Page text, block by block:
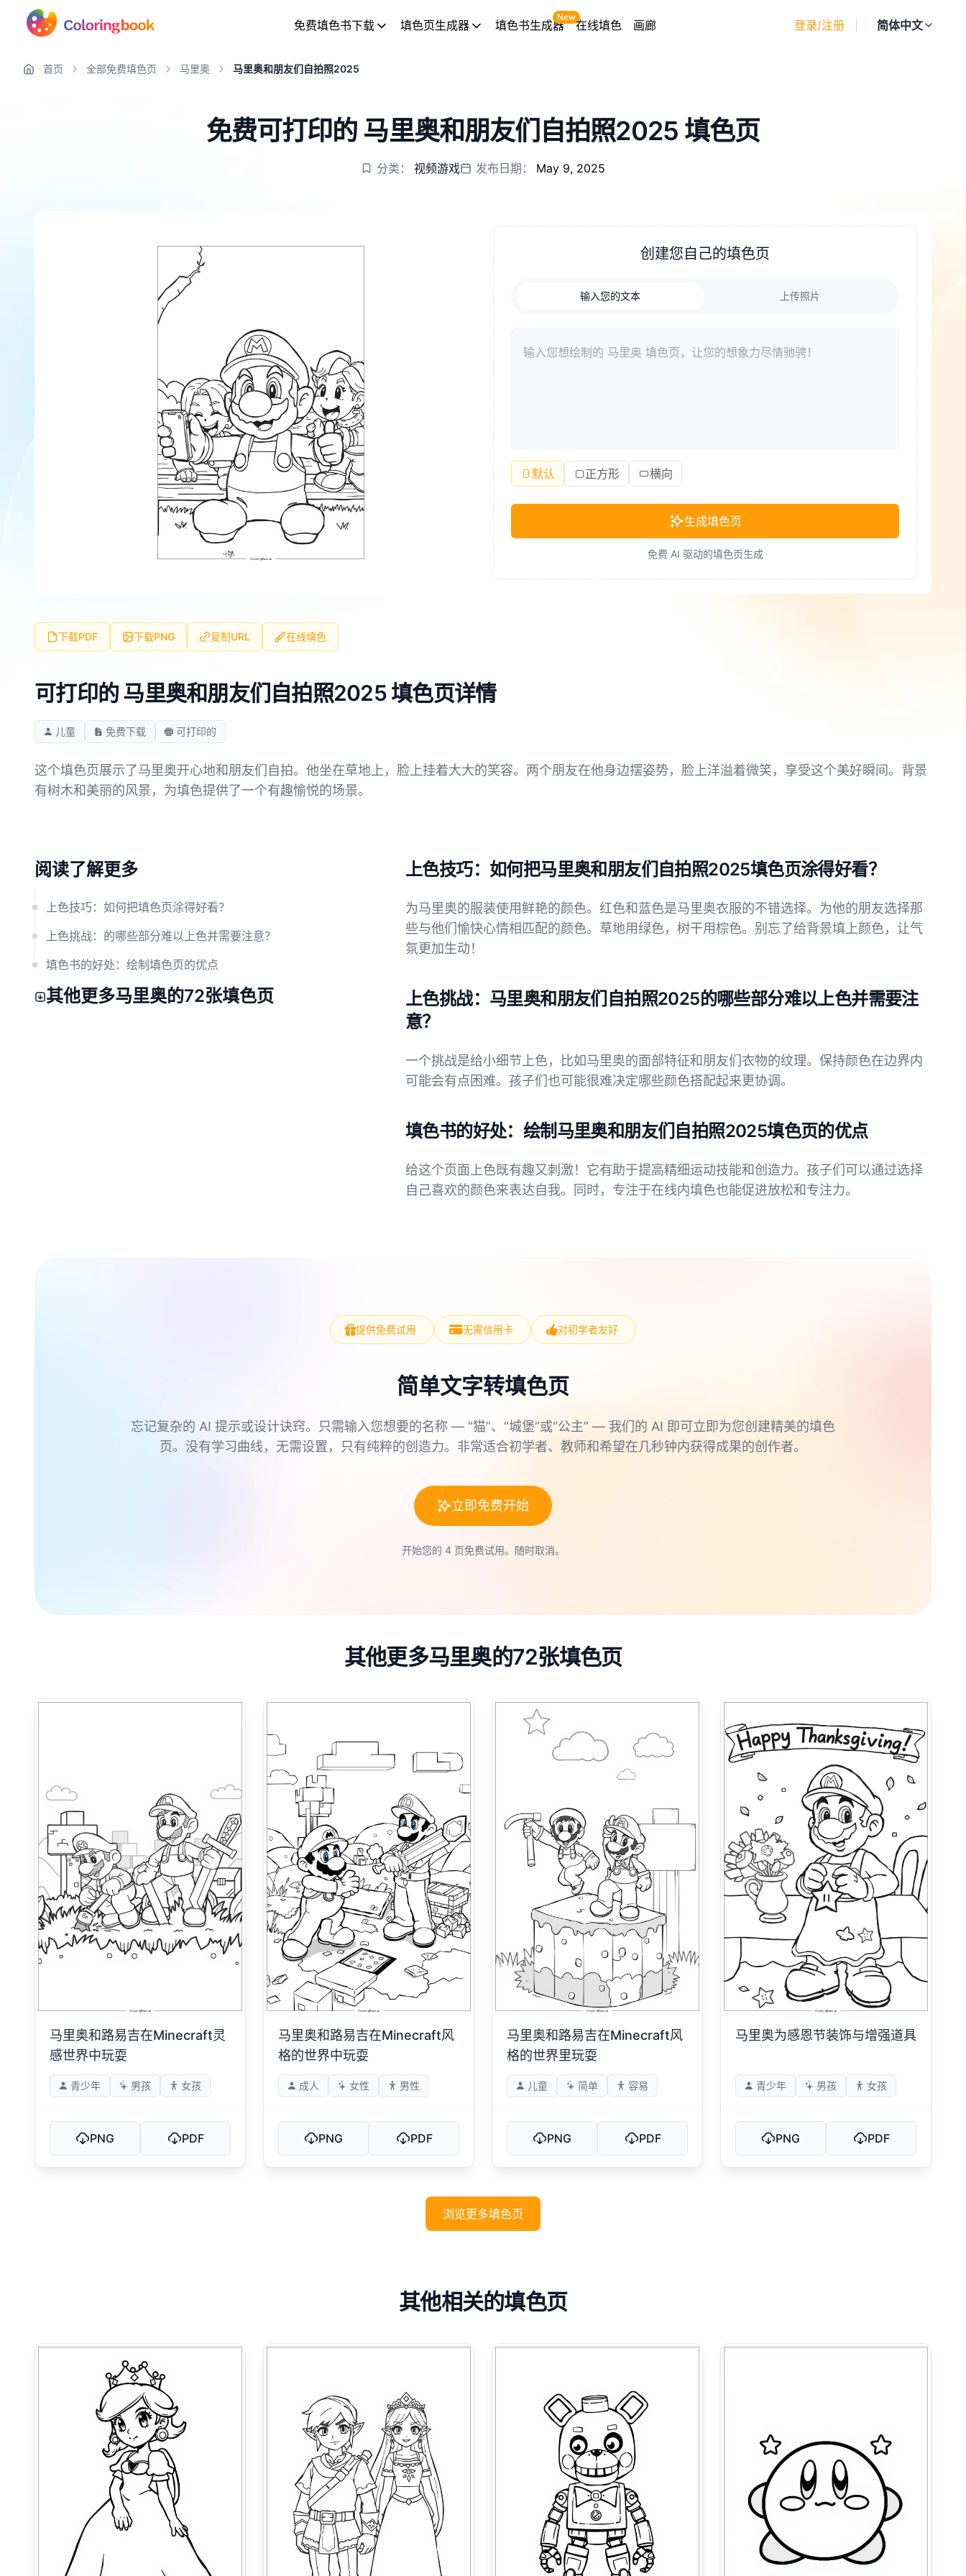
登录/注册 简体中文
免费填色书下载 填色页生成器 填色书生成器
New
在线填色 画廊
首页 全部免费填色页 马里奥 马里奥和朋友们自拍照2025
免费可打印的 马里奥和朋友们自拍照2025 填色页
分类： 视频游戏 发布日期： May 9, 2025
创建您自己的填色页
输入您的文本 上传照片
默认 正方形 横向
生成填色页
免费 AI 驱动的填色页生成
下载PDF 下载PNG 复制URL 在线填色
可打印的 马里奥和朋友们自拍照2025 填色页详情
儿童 免费下载 可打印的
这个填色页展示了马里奥开心地和朋友们自拍。他坐在草地上，脸上挂着大大的笑容。两个朋友在他身边摆姿势，脸上洋溢着微笑，享受这个美好瞬间。背景
有树木和美丽的风景，为填色提供了一个有趣愉悦的场景。
阅读了解更多
上色技巧：如何把填色页涂得好看？
上色挑战：的哪些部分难以上色并需要注意？
填色书的好处：绘制填色页的优点
其他更多马里奥的72张填色页
上色技巧：如何把马里奥和朋友们自拍照2025填色页涂得好看？
为马里奥的服装使用鲜艳的颜色。红色和蓝色是马里奥衣服的不错选择。为他的朋友选择那
些与他们愉快心情相匹配的颜色。草地用绿色，树干用棕色。别忘了给背景填上颜色，让气
氛更加生动！
上色挑战：马里奥和朋友们自拍照2025的哪些部分难以上色并需要注
意？
一个挑战是给小细节上色，比如马里奥的面部特征和朋友们衣物的纹理。保持颜色在边界内
可能会有点困难。孩子们也可能很难决定哪些颜色搭配起来更协调。
填色书的好处：绘制马里奥和朋友们自拍照2025填色页的优点
给这个页面上色既有趣又刺激！它有助于提高精细运动技能和创造力。孩子们可以通过选择
自己喜欢的颜色来表达自我。同时，专注于在线内填色也能促进放松和专注力。
提供免费试用 无需信用卡 对初学者友好
简单文字转填色页
忘记复杂的 AI 提示或设计诀窍。只需输入您想要的名称 — “猫”、“城堡”或“公主” — 我们的 AI 即可立即为您创建精美的填色
页。没有学习曲线，无需设置，只有纯粹的创造力。非常适合初学者、教师和希望在几秒钟内获得成果的创作者。
立即免费开始
开始您的 4 页免费试用。随时取消。
其他更多马里奥的72张填色页
马里奥和路易吉在Minecraft灵
感世界中玩耍
青少年 男孩 女孩
PNG PDF
马里奥和路易吉在Minecraft风
格的世界中玩耍
成人 女性 男性
PNG PDF
马里奥和路易吉在Minecraft风
格的世界里玩耍
儿童 简单 容易
PNG PDF
马里奥为感恩节装饰与增强道具
青少年 男孩 女孩
PNG PDF
浏览更多填色页
其他相关的填色页